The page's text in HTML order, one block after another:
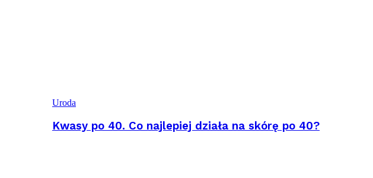
Uroda
Kwasy po 40. Co najlepiej działa na skórę po 40?